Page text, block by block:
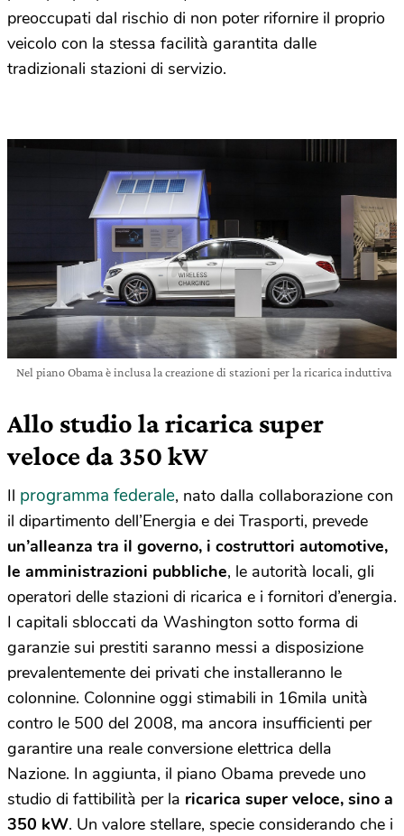
preoccupati dal rischio di non poter rifornire il proprio
veicolo con la stessa facilità garantita dalle
tradizionali stazioni di servizio.
Nel piano Obama è inclusa la creazione di stazioni per la ricarica induttiva
Allo studio la ricarica super
veloce da 350 kW
Il programma federale, nato dalla collaborazione con
il dipartimento dell’Energia e dei Trasporti, prevede
un’alleanza tra il governo, i costruttori automotive,
le amministrazioni pubbliche, le autorità locali, gli
operatori delle stazioni di ricarica e i fornitori d’energia.
I capitali sbloccati da Washington sotto forma di
garanzie sui prestiti saranno messi a disposizione
prevalentemente dei privati che installeranno le
colonnine. Colonnine oggi stimabili in 16mila unità
contro le 500 del 2008, ma ancora insufficienti per
garantire una reale conversione elettrica della
Nazione. In aggiunta, il piano Obama prevede uno
studio di fattibilità per la ricarica super veloce, sino a
350 kW. Un valore stellare, specie considerando che i